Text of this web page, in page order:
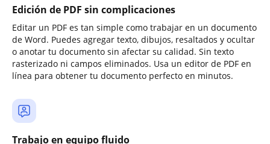
Edición de PDF sin complicaciones
Editar un PDF es tan simple como trabajar en un documento
de Word. Puedes agregar texto, dibujos, resaltados y ocultar
o anotar tu documento sin afectar su calidad. Sin texto
rasterizado ni campos eliminados. Usa un editor de PDF en
línea para obtener tu documento perfecto en minutos.
Trabajo en equipo fluido